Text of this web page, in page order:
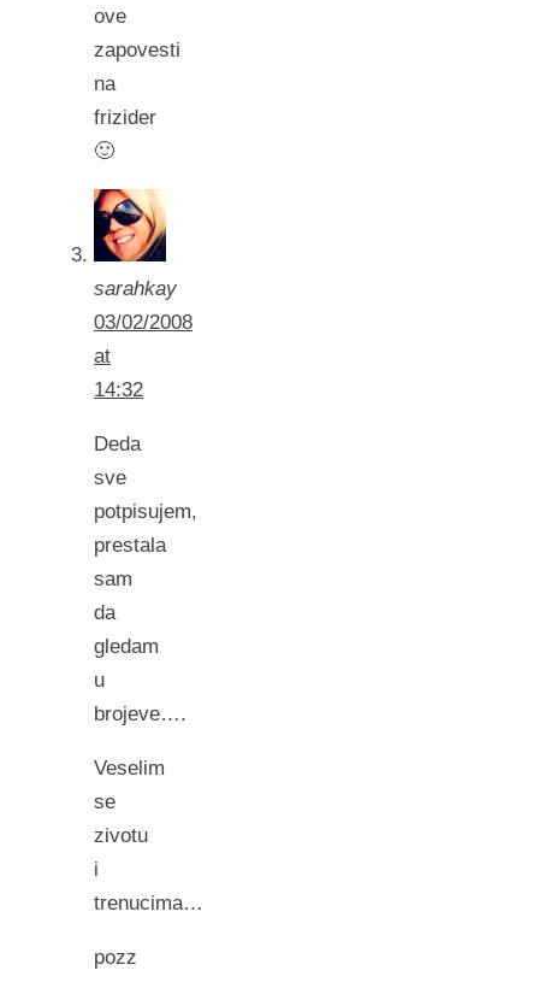
ove
zapovesti
na
frizider
🙂
sarahkay
03/02/2008
at
14:32
Deda
sve
potpisujem,
prestala
sam
da
gledam
u
brojeve….
Veselim
se
zivotu
i
trenucima…
pozz